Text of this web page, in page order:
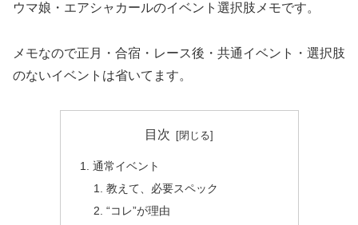
ウマ娘・エアシャカールのイベント選択肢メモです。
メモなので正月・合宿・レース後・共通イベント・選択肢
のないイベントは省いてます。
目次
通常イベント
教えて、必要スペック
“コレ”が理由